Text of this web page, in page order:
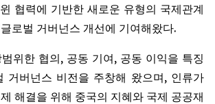
협력에 기반한 새로운 유형의 국제관계
로벌 거버넌스 개선에 기여해왔다.
위한 협의, 공동 기여, 공동 이익을 특징
거버넌스 비전을 주창해 왔으며, 인류가
해결을 위해 중국의 지혜와 국제 공공재